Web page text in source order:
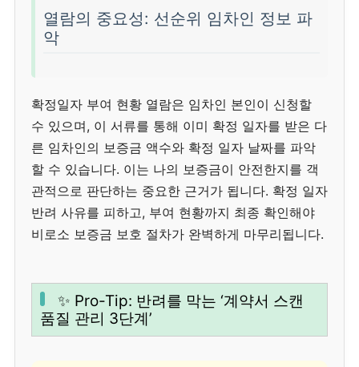
열람의 중요성: 선순위 임차인 정보 파
악
확정일자 부여 현황 열람은 임차인 본인이 신청할
수 있으며, 이 서류를 통해 이미 확정 일자를 받은 다
른 임차인의 보증금 액수와 확정 일자 날짜를 파악
할 수 있습니다. 이는 나의 보증금이 안전한지를 객
관적으로 판단하는 중요한 근거가 됩니다. 확정 일자
반려 사유를 피하고, 부여 현황까지 최종 확인해야
비로소 보증금 보호 절차가 완벽하게 마무리됩니다.
✨ Pro-Tip: 반려를 막는 ‘계약서 스캔
품질 관리 3단계’